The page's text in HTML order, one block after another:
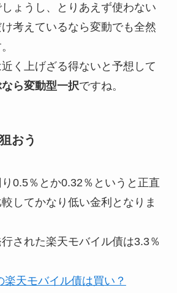
ょうし、とりあえず使わない
考えているなら変動でも全然
く上げざる得ないと予想して
ら変動型一択ですね。
おう
0.5％とか0.32％というと正直
してかなり低い金利となりま
された楽天モバイル債は3.3％
楽天モバイル債は買い？